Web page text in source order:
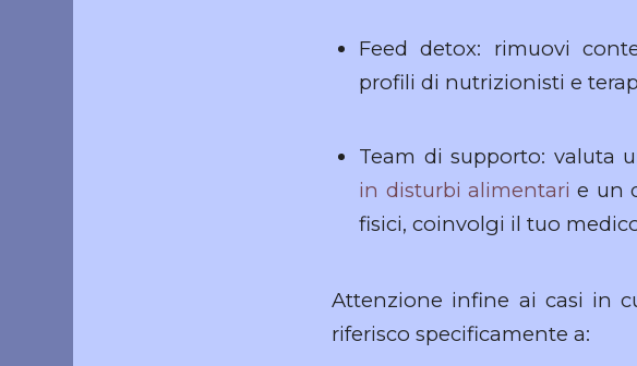
Feed detox: rimuovi
profili di nutrizionisti e
Team di supporto: valuta
in disturbi alimentari e un
fisici, coinvolgi il tuo
Attenzione infine ai casi in
riferisco specificamente a: